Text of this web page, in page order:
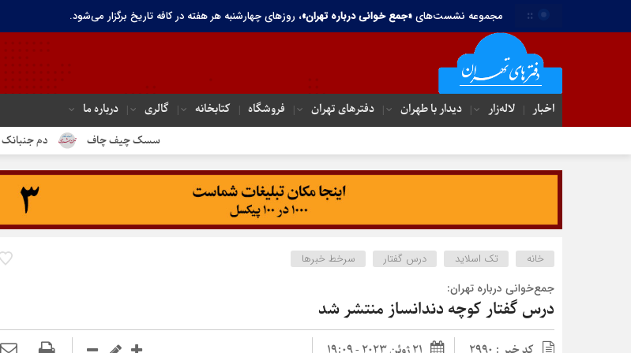
:: مجموعه نشست‌های«جمع خوانی درباره تهران»، روزهای چهارشنبه هر هفته در کافه تاریخ برگزار می‌شود.
اخبار لاله‌زار دیدار با طهران دفترهای تهران‌ فروشگاه کتابخانه گالری درباره ما
سسک چیف چاف دم جنبانک ابلق
خانه تک اسلاید درس گفتار سرخط خبرها
جمع‌خوانی درباره تهران:
درس گفتار کوچه دندانساز منتشر شد